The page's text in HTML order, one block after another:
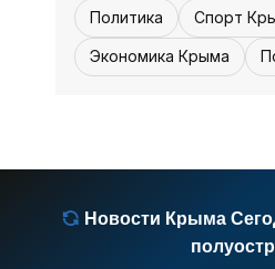
Политика Спорт
Экономика Крыма
Новости Крыма